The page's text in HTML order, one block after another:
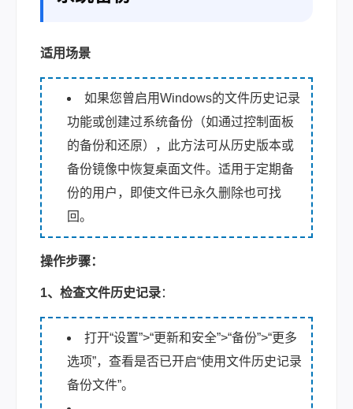
适用场景
如果您曾启用Windows的文件历史记录
功能或创建过系统备份（如通过控制面板
的备份和还原），此方法可从历史版本或
备份镜像中恢复桌面文件。适用于定期备
份的用户，即使文件已永久删除也可找
回。
操作步骤：
1、检查文件历史记录：
打开“设置”>“更新和安全”>“备份”>“更多
选项”，查看是否已开启“使用文件历史记录
备份文件”。